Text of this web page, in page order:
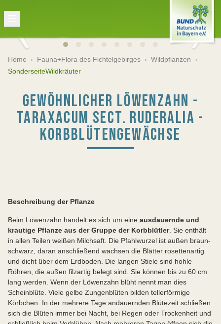
Home › Fauna+Flora des Fichtelgebirges › Wildpflanzen ›
SonderseiteWildkräuter
GEWÖHNLICHER LÖWENZAHN -
TARAXACUM SECT. RUDERALIA -
KORBBLÜTENGEWÄCHSE
Beschreibung der Pflanze
Beim Löwenzahn handelt es sich um eine ausdauernde und
krautige Pflanze aus der Gruppe der Korbblütler. Sie enthält
in allen Teilen weißen Milchsaft. Die Pfahlwurzel ist außen braun-
schwarz, daran anschließend wachsen die Blätter rosettenartig
und dicht über dem Erdboden. Die langen Stiele sind hohle
Röhren, die außen filzartig belegt sind. Sie können bis zu 60 cm
lang werden. Wenn der Löwenzahn blüht nennt man dies
Scheinblüte. Viele gelbe Zungenblüten bilden tellerförmige
Körbchen. In der mehrere Tage andauernden Blütezeit schließen
sich die Blüten immer bei Nacht, bei Regen oder Trockenheit und